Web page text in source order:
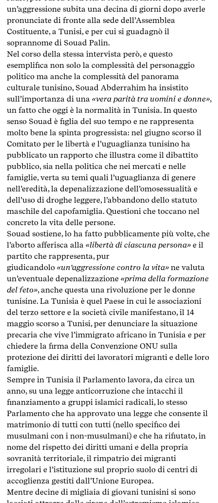
un’aggressione subita una decina di giorni dopo averle
pronunciate di fronte alla sede dell’Assemblea
Costituente, a Tunisi, e per cui si guadagnò il
soprannome di Souad Palin.
Nel corso della stessa intervista però, e questo
esemplifica non solo la complessità del personaggio
politico ma anche la complessità del panorama
culturale tunisino, Souad Abderrahim ha insistito
sull’importanza di una «vera parità tra uomini e donne»,
un fatto che oggi è la normalità in Tunisia. In questo
senso Souad è figlia del suo tempo e ne rappresenta
molto bene la spinta progressista: nel giugno scorso il
Comitato per le libertà e l’uguaglianza tunisino ha
pubblicato un rapporto che illustra come il dibattito
pubblico, sia nella politica che nei mercati e nelle
famiglie, verta su temi quali l’uguaglianza di genere
nell’eredità, la depenalizzazione dell’omosessualità e
dell’uso di droghe leggere, l’abbandono dello statuto
maschile del capofamiglia. Questioni che toccano nel
concreto la vita delle persone.
Souad sostiene, lo ha fatto pubblicamente più volte, che
l’aborto afferisca alla «libertà di ciascuna persona» e il
partito che rappresenta, pur
giudicandolo «un’aggressione contro la vita» ne valuta
un’eventuale depenalizzazione «prima della formazione
del feto», anche questa una rivoluzione per le donne
tunisine. La Tunisia è quel Paese in cui le associazioni
del terzo settore e la società civile manifestano, il 14
maggio scorso a Tunisi, per denunciare la situazione
precaria che vive l’immigrato africano in Tunisia e per
chiedere la firma della Convenzione ONU sulla
protezione dei diritti dei lavoratori migranti e delle loro
famiglie.
Sempre in Tunisia il Parlamento lavora, da circa un
anno, su una legge anticorruzione che intacchi il
finanziamento a gruppi islamici radicali, lo stesso
Parlamento che ha approvato una legge che consente il
matrimonio di tutti con tutti (nello specifico dei
musulmani con i non-musulmani) e che ha rifiutato, in
nome del rispetto dei diritti umani e della propria
sovranità territoriale, il rimpatrio dei migranti
irregolari e l’istituzione sul proprio suolo di centri di
accoglienza gestiti dall’Unione Europea.
Mentre decine di migliaia di giovani tunisini si sono